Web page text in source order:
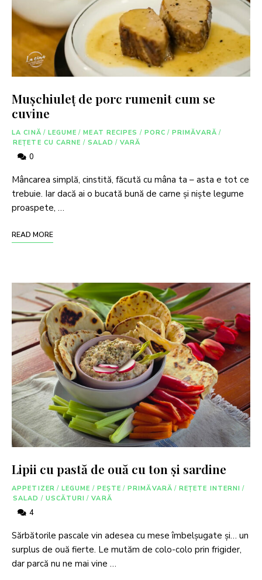
Mușchiuleț de porc rumenit cum se
cuvine
LA CINĂ / LEGUME / MEAT RECIPES / PORC / PRIMĂVARĂ /
REȚETE CU CARNE / SALAD / VARĂ
0
Mâncarea simplă, cinstită, făcută cu mâna ta – asta e tot ce
trebuie. Iar dacă ai o bucată bună de carne și niște legume
proaspete, …
READ MORE
Lipii cu pastă de ouă cu ton și sardine
APPETIZER / LEGUME / PEȘTE / PRIMĂVARĂ / REȚETE INTERNI /
SALAD / USCĂTURI / VARĂ
4
Sărbătorile pascale vin adesea cu mese îmbelșugate și… un
surplus de ouă fierte. Le mutăm de colo-colo prin frigider,
dar parcă nu ne mai vine …